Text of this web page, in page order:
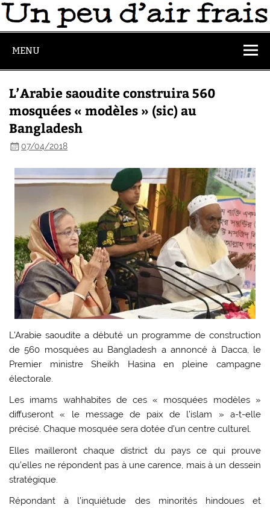
MENU
L’Arabie saoudite construira 560
mosquées « modèles » (sic) au
Bangladesh
07/04/2018
L’Arabie saoudite a débuté un programme de construction
de 560 mosquées au Bangladesh a annoncé à Dacca, le
Premier ministre Sheikh Hasina en pleine campagne
électorale.
Les imams wahhabites de ces « mosquées modèles »
diffuseront « le message de paix de l’islam » a-t-elle
précisé. Chaque mosquée sera dotée d’un centre culturel.
Elles mailleront chaque district du pays ce qui prouve
qu’elles ne répondent pas à une carence, mais à un dessein
stratégique.
Répondant à l’inquiétude des minorités hindoues et